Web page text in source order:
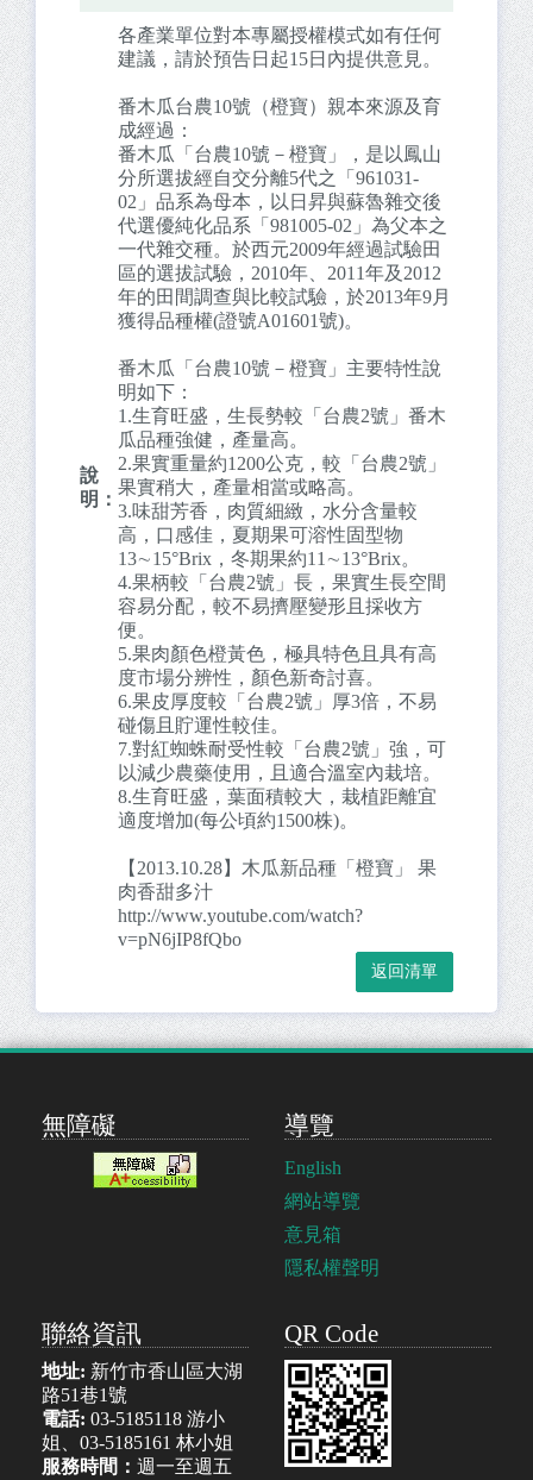
說
明：
各產業單位對本專屬授權模式如有任何
建議，請於預告日起15日內提供意見。
番木瓜台農10號（橙寶）親本來源及育
成經過：
番木瓜「台農10號－橙寶」，是以鳳山
分所選拔經自交分離5代之「961031-
02」品系為母本，以日昇與蘇魯雜交後
代選優純化品系「981005-02」為父本之
一代雜交種。於西元2009年經過試驗田
區的選拔試驗，2010年、2011年及2012
年的田間調查與比較試驗，於2013年9月
獲得品種權(證號A01601號)。
番木瓜「台農10號－橙寶」主要特性說
明如下：
1.生育旺盛，生長勢較「台農2號」番木
瓜品種強健，產量高。
2.果實重量約1200公克，較「台農2號」
果實稍大，產量相當或略高。
3.味甜芳香，肉質細緻，水分含量較
高，口感佳，夏期果可溶性固型物
13∼15°Brix，冬期果約11∼13°Brix。
4.果柄較「台農2號」長，果實生長空間
容易分配，較不易擠壓變形且採收方
便。
5.果肉顏色橙黃色，極具特色且具有高
度市場分辨性，顏色新奇討喜。
6.果皮厚度較「台農2號」厚3倍，不易
碰傷且貯運性較佳。
7.對紅蜘蛛耐受性較「台農2號」強，可
以減少農藥使用，且適合溫室內栽培。
8.生育旺盛，葉面積較大，栽植距離宜
適度增加(每公頃約1500株)。
【2013.10.28】木瓜新品種「橙寶」 果
肉香甜多汁
http://www.youtube.com/watch?
v=pN6jIP8fQbo
無障礙 導覽
English
網站導覽
意見箱
隱私權聲明
聯絡資訊
地址: 新竹市香山區大湖
路51巷1號
電話: 03-5185118 游小
姐、03-5185161 林小姐
服務時間： 週一至週五
QR Code